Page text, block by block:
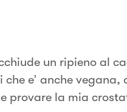
un ripieno al
e’ anche vegana,
provare la mia